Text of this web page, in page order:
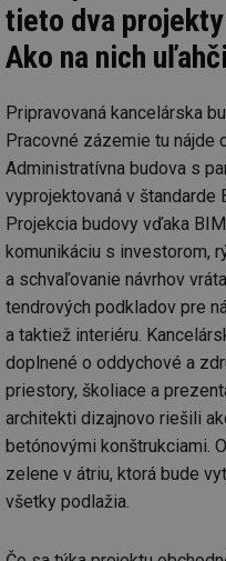
tieto dva
Ako na nich
Pripravovaná kancelárska
Pracovné zázemie tu nájde
Administratívna budova s
vyprojektovaná v
Projekcia budovy vďaka
komunikáciu s investorom,
a schvaľovanie návrhov
tendrových podkladov pre
a taktiež interiéru.
doplnené o oddychové a
priestory, školiace a
architekti dizajnovo riešili
betónovými konštrukciami.
zelene v átriu, ktorá bude
všetky podlažia.